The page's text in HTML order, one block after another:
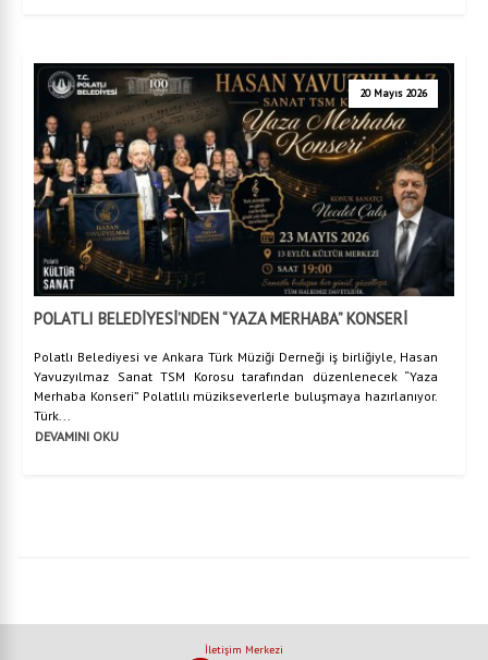
20 Mayıs 2026
POLATLI BELEDİYESİ’NDEN “YAZA MERHABA” KONSERİ
Polatlı Belediyesi ve Ankara Türk Müziği Derneği iş birliğiyle, Hasan
Yavuzyılmaz Sanat TSM Korosu tarafından düzenlenecek “Yaza
Merhaba Konseri” Polatlılı müzikseverlerle buluşmaya hazırlanıyor.
Türk...
DEVAMINI OKU
İletişim Merkezi